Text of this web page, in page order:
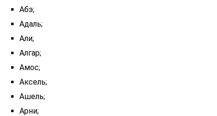
Абэ;
Адаль;
Али;
Алгар;
Амос;
Аксель;
Ашель;
Арни;